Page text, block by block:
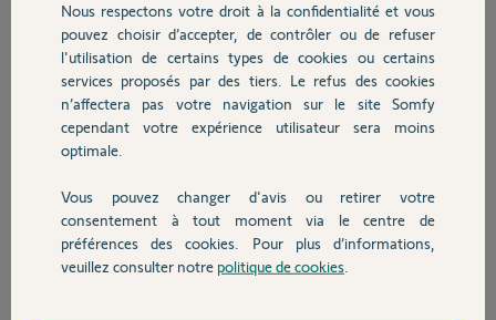
Chauffage
Autres produits
Devis avec un pro
Contact
Participer au fil de discussion
Réponses
Bonjour
Il n'y a pas de solution "multi box" aujourd'hui.
Il vous faut créer 2 comptes différents.
Bonne journée !
Nous respectons votre droit à la confidentialité et vous
pouvez choisir d’accepter, de contrôler ou de refuser
l'utilisation de certains types de cookies ou certains
services proposés par des tiers. Le refus des cookies
n’affectera pas votre navigation sur le site Somfy
cependant votre expérience utilisateur sera moins
optimale.
Vous pouvez changer d'avis ou retirer votre
consentement à tout moment via le centre de
préférences des cookies. Pour plus d’informations,
veuillez consulter notre politique de cookies